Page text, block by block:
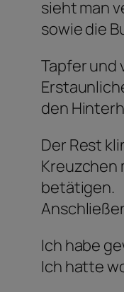
sieht man
sowie die
Tapfer und
den
Der Rest
Kreuzchen
betätigen.
Ich habe
Ich hatte